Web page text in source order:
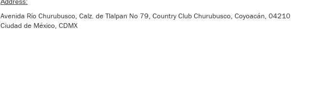
Avenida Río Churubusco, Calz. de Tlalpan No 79, Country Club Churubusco, Coyoacán, 04210
Ciudad de México, CDMX